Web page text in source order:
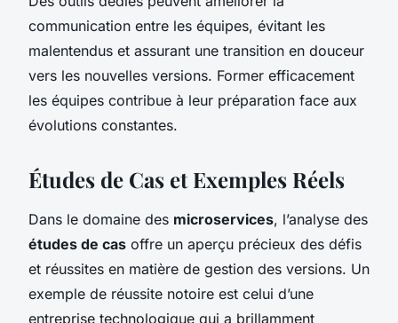
communication entre les équipes, évitant les
malentendus et assurant une transition en douceur
vers les nouvelles versions. Former efficacement
les équipes contribue à leur préparation face aux
évolutions constantes.
Études de Cas et Exemples Réels
Dans le domaine des microservices, l’analyse des
études de cas offre un aperçu précieux des défis
et réussites en matière de gestion des versions. Un
exemple de réussite notoire est celui d’une
entreprise technologique qui a brillamment